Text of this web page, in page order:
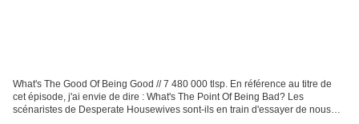
What's The Good Of Being Good // 7 480 000 tlsp. En référence au titre de
cet épisode, j'ai envie de dire : What's The Point Of Being Bad? Les
scénaristes de Desperate Housewives sont-ils en train d'essayer de nous